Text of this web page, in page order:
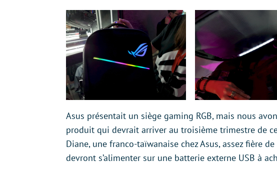
Asus présentait un siège gaming RGB, mais nous
produit qui devrait arriver au troisième trimestre de
Diane, une franco-taïwanaise chez Asus, assez fière
devront s’alimenter sur une batterie externe USB à